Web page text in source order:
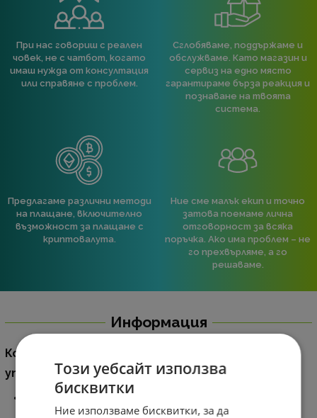
При нас говориш с реален
човек, не с чатбот, когато
имаш нужда от консултация
или справяне с проблем.
Сглобяваме, поддържаме и
обслужваме. Като магазин и
сервиз на едно място
гарантираме бърза реакция и
познаване на твоята
система.
Предлагаме различни методи
на плащане, включително
възможност за плащане с
криптовалута.
Ние сме малък екип и точно
затова поемаме лична
отговорност за всяка
поръчка. Ако има проблем – не
го прехвърляме, а го
решаваме.
Информация
Комутатор TP-Link TL-SG3452XP JetStream
управляем с 48-Gigabit порта и 4SFP+ порта
слота позволяват свързаност с висока честотна
Този уебсайт използва
бисквитки
Ние използваме бисквитки, за да